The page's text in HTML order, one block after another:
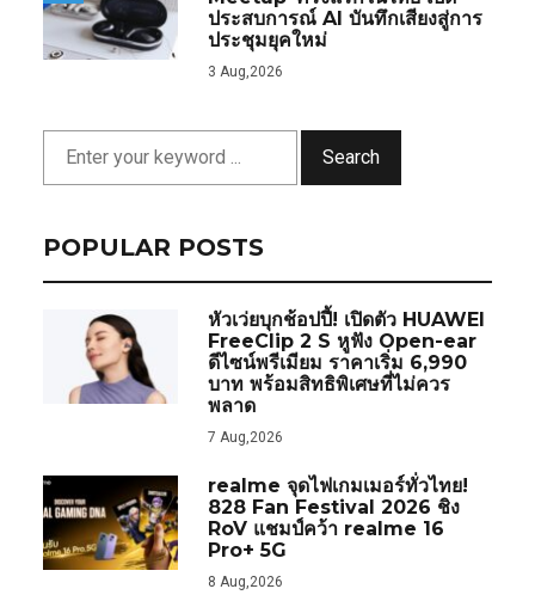
ประสบการณ์ AI บันทึกเสียงสู่การ
ประชุมยุคใหม่
3 Aug,2026
Search
POPULAR POSTS
หัวเว่ยบุกช้อปปี้! เปิดตัว HUAWEI
FreeClip 2 S หูฟัง Open-ear
ดีไซน์พรีเมียม ราคาเริ่ม 6,990
บาท พร้อมสิทธิพิเศษที่ไม่ควร
พลาด
7 Aug,2026
realme จุดไฟเกมเมอร์ทั่วไทย!
828 Fan Festival 2026 ชิง
RoV แชมป์คว้า realme 16
Pro+ 5G
8 Aug,2026